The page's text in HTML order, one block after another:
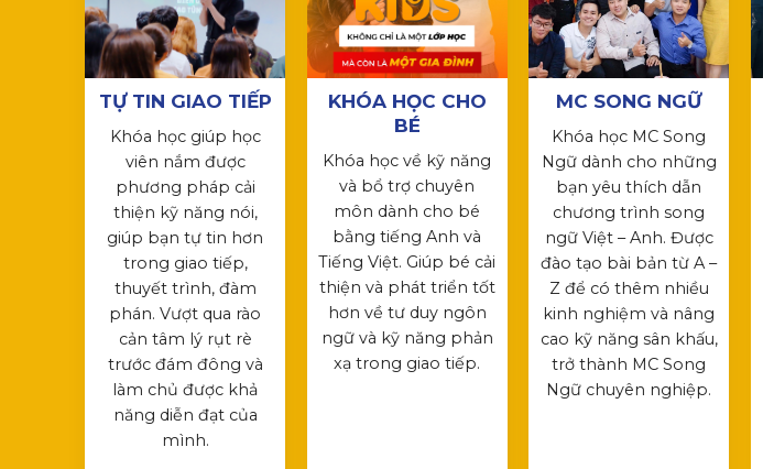
TỰ TIN GIAO TIẾP
Khóa học giúp học
viên nắm được
phương pháp cải
thiện kỹ năng nói,
giúp bạn tự tin hơn
trong giao tiếp,
thuyết trình, đàm
phán. Vượt qua rào
cản tâm lý rụt rè
trước đám đông và
làm chủ được khả
năng diễn đạt của
mình.
KHÓA HỌC CHO
BÉ
Khóa học về kỹ năng
và bổ trợ chuyên
môn dành cho bé
bằng tiếng Anh và
Tiếng Việt. Giúp bé cải
thiện và phát triển tốt
hơn về tư duy ngôn
ngữ và kỹ năng phản
xạ trong giao tiếp.
MC SONG NGỮ
Khóa học MC Song
Ngữ dành cho những
bạn yêu thích dẫn
chương trình song
ngữ Việt – Anh. Được
đào tạo bài bản từ A –
Z để có thêm nhiều
kinh nghiệm và nâng
cao kỹ năng sân khấu,
trở thành MC Song
Ngữ chuyên nghiệp.